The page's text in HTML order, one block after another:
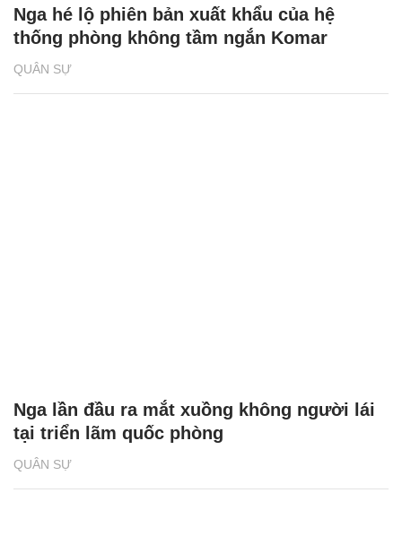
QUÂN SỰ
Nga hé lộ phiên bản xuất khẩu của hệ
thống phòng không tầm ngắn Komar
QUÂN SỰ
Nga lần đầu ra mắt xuồng không người lái
tại triển lãm quốc phòng